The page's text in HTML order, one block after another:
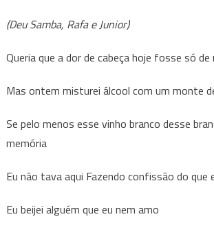
(Deu Samba, Rafa e Junior)
Queria que a dor de cabeça hoje fosse só de
Mas ontem misturei álcool com um monte
Se pelo menos esse vinho branco desse
memória
Eu não tava aqui Fazendo confissão do que
Eu beijei alguém que eu nem amo